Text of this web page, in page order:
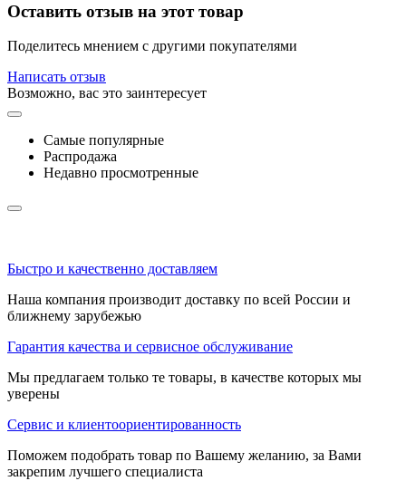
Оставить отзыв на этот товар
Поделитесь мнением с другими покупателями
Написать отзыв
Возможно, вас это заинтересует
Самые популярные
Распродажа
Недавно просмотренные
Быстро и качественно доставляем
Наша компания производит доставку по всей России и
ближнему зарубежью
Гарантия качества и сервисное обслуживание
Мы предлагаем только те товары, в качестве которых мы
уверены
Сервис и клиентоориентированность
Поможем подобрать товар по Вашему желанию, за Вами
закрепим лучшего специалиста